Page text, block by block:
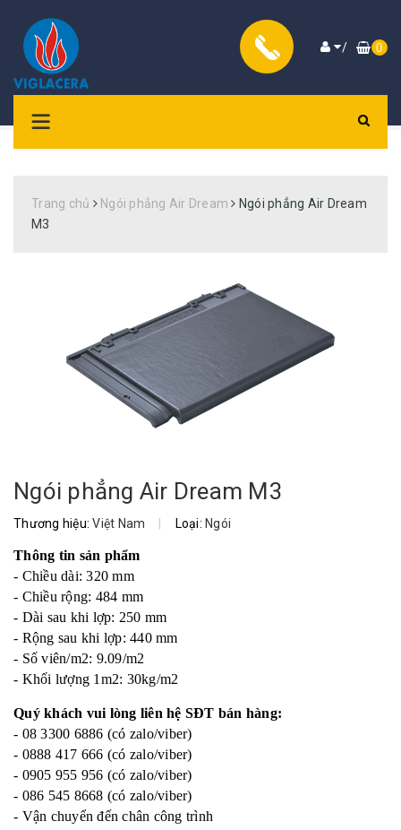
/ 0
Trang chủ Ngói phẳng Air Dream
Ngói phẳng Air Dream
M3
Ngói phẳng Air Dream M3
Thương hiệu:Việt Nam | Loại: Ngói
Thông tin sản phẩm
- Chiều dài: 320 mm
- Chiều rộng: 484 mm
- Dài sau khi lợp: 250 mm
- Rộng sau khi lợp: 440 mm
- Số viên/m2: 9.09/m2
- Khối lượng 1m2: 30kg/m2
Quý khách vui lòng liên hệ SĐT bán hàng:
- 08 3300 6886 (có zalo/viber)
- 0888 417 666 (có zalo/viber)
- 0905 955 956 (có zalo/viber)
- 086 545 8668 (có zalo/viber)
- Vận chuyển đến chân công trình